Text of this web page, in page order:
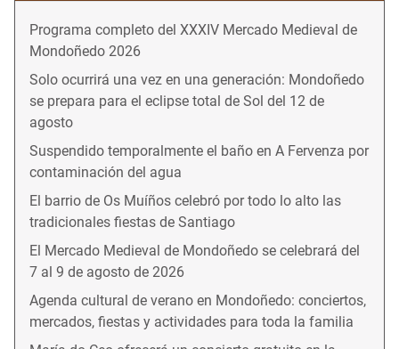
Programa completo del XXXIV Mercado Medieval de
Mondoñedo 2026
Solo ocurrirá una vez en una generación: Mondoñedo
se prepara para el eclipse total de Sol del 12 de
agosto
Suspendido temporalmente el baño en A Fervenza por
contaminación del agua
El barrio de Os Muíños celebró por todo lo alto las
tradicionales fiestas de Santiago
El Mercado Medieval de Mondoñedo se celebrará del
7 al 9 de agosto de 2026
Agenda cultural de verano en Mondoñedo: conciertos,
mercados, fiestas y actividades para toda la familia